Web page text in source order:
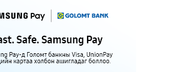
жолоочийг ажлаас нь чөлөөлжээ
эсрэг газрыг асуудлаас зугтаалгүй
дамлан зарж буй асуудалд хяналт